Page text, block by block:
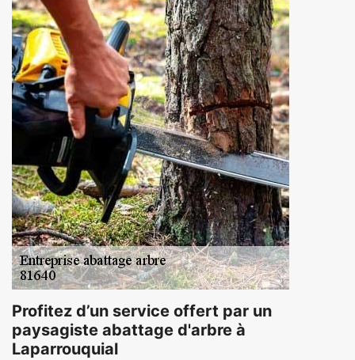
Profitez d’un service offert par un
paysagiste abattage d'arbre à
Laparrouquial